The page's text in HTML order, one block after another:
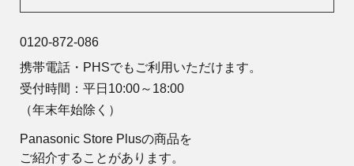
0120-872-086
携帯電話・PHSでもご利用いただけます。
受付時間：平日10:00～18:00
（年末年始除く）
Panasonic Store Plusの商品を
ご紹介することがあります。